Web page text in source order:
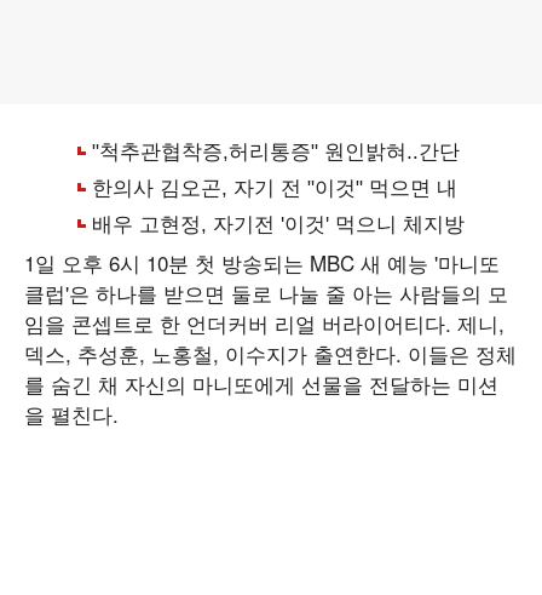
1일 오후 6시 10분 첫 방송되는 MBC 새 예능 '마니또
클럽'은 하나를 받으면 둘로 나눌 줄 아는 사람들의 모
임을 콘셉트로 한 언더커버 리얼 버라이어티다. 제니,
덱스, 추성훈, 노홍철, 이수지가 출연한다. 이들은 정체
를 숨긴 채 자신의 마니또에게 선물을 전달하는 미션
을 펼친다.